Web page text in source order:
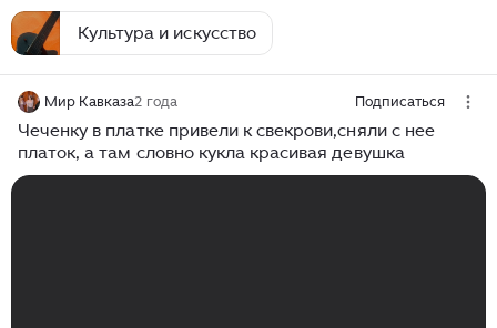
Культура и искусство
Мир Кавказа2 года Подписаться
Чеченку в платке привели к свекрови,сняли с нее
платок, а там словно кукла красивая девушка